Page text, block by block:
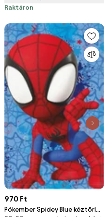
Raktáron
970 Ft
Pókember Spidey Blue kéztörlő,